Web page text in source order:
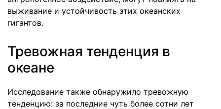
выживание и устойчивость этих океанских
гигантов.
Тревожная тенденция в
океане
Исследование также обнаружило тревожную
тенденцию: за последние чуть более сотни лет